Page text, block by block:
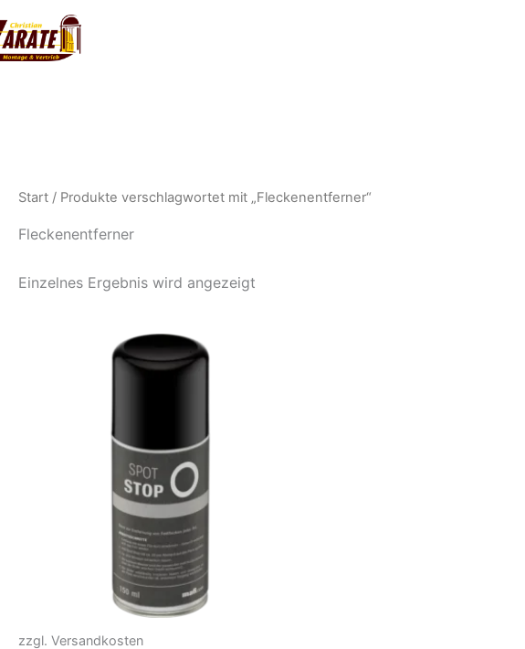
Inhalt
springen
Start / Produkte verschlagwortet mit „Fleckenentferner“
Fleckenentferner
Einzelnes Ergebnis wird angezeigt
zzgl. Versandkosten